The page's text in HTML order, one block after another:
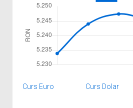
Curs Euro Curs Dolar